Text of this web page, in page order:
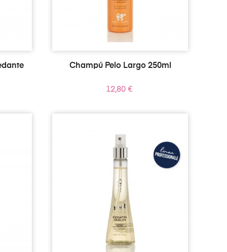
Champú Pelo Largo 250ml
Precio
12,80 €